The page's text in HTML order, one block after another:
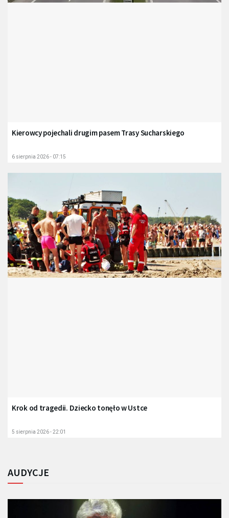
Kierowcy pojechali drugim pasem Trasy Sucharskiego
6 sierpnia 2026 - 07:15
Krok od tragedii. Dziecko tonęło w Ustce
5 sierpnia 2026 - 22:01
AUDYCJE